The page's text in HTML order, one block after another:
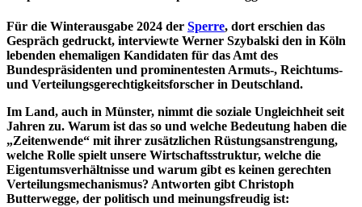
Für die Winterausgabe 2024 der Sperre, dort erschien das
Gespräch gedruckt, interviewte Werner Szybalski den in Köln
lebenden ehemaligen Kandidaten für das Amt des
Bundespräsidenten und prominentesten Armuts-, Reichtums-
und Verteilungsgerechtigkeitsforscher in Deutschland.
Im Land, auch in Münster, nimmt die soziale Ungleichheit seit
Jahren zu. Warum ist das so und welche Bedeutung haben die
„Zeitenwende“ mit ihrer zusätzlichen Rüstungsanstrengung,
welche Rolle spielt unsere Wirtschaftsstruktur, welche die
Eigentumsverhältnisse und warum gibt es keinen gerechten
Verteilungsmechanismus? Antworten gibt Christoph
Butterwegge, der politisch und meinungsfreudig ist: